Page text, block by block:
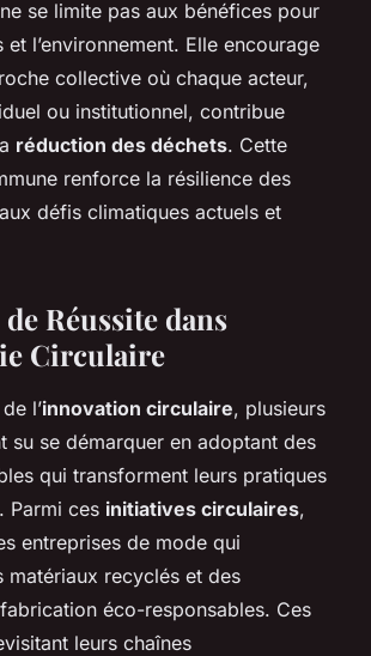
se limite pas aux bénéfices pour
et l’environnement. Elle encourage
collective où chaque acteur,
ou institutionnel, contribue
réduction des déchets. Cette
renforce la résilience des
défis climatiques actuels et
Réussite dans
Circulaire
l’innovation circulaire, plusieurs
su se démarquer en adoptant des
qui transforment leurs pratiques
Parmi ces initiatives circulaires,
entreprises de mode qui
matériaux recyclés et des
éco-responsables. Ces
leurs chaînes